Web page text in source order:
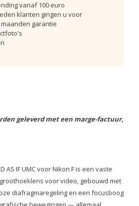
vanaf 100 euro
klanten gingen u voor
garantie
geleverd met een marge-factuur,
AS IF UMC voor Nikon F is een vaste
voor video, gebouwd met
diafragmaregeling en een focusboog